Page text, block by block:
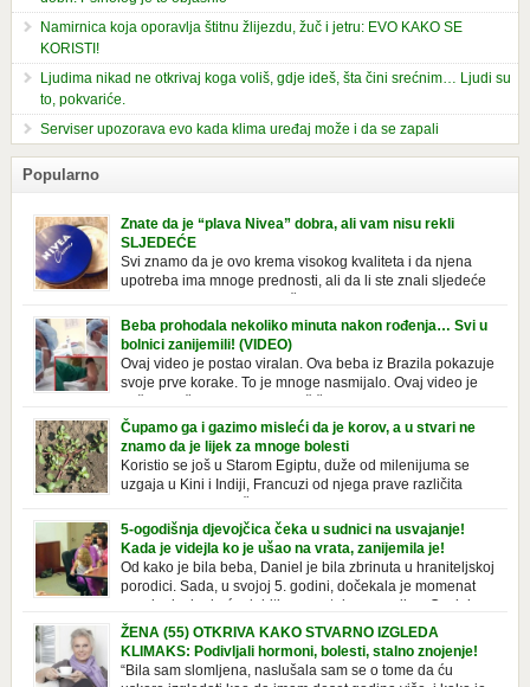
Namirnica koja oporavlja štitnu žlijezdu, žuč i jetru: EVO KAKO SE
KORISTI!
Ljudima nikad ne otkrivaj koga voliš, gdje ideš, šta čini srećnim… Ljudi su
to, pokvariće.
Serviser upozorava evo kada klima uređaj može i da se zapali
Popularno
Znate da je “plava Nivea” dobra, ali vam nisu rekli
SLJEDEĆE
Svi znamo da je ovo krema visokog kvaliteta i da njena
upotreba ima mnoge prednosti, ali da li ste znali sljedeće
o njoj. Nivea krema u klasičnoj, plavoj kutiji,
prepoznatljivog mirisa i jednostavne formule, jeste nezamenljiv inventar
u kupatilima i muškaraca i žena. Mnogi ljudi se ne odvajaju od nje, pa je
čak nose sa […]
Beba prohodala nekoliko minuta nakon rođenja… Svi u
bolnici zanijemili! (VIDEO)
Ovaj video je postao viralan. Ova beba iz Brazila pokazuje
svoje prve korake. To je mnoge nasmijalo. Ovaj video je
novorođenih beba. Video je snimila babica, pregledalo ga je preko 80
miliona ljudi. Ove babice su ostale u čudu nakon što su vidjeli kako
beba želi […]
Čupamo ga i gazimo misleći da je korov, a u stvari ne
znamo da je lijek za mnoge bolesti
Koristio se još u Starom Egiptu, duže od milenijuma se
uzgaja u Kini i Indiji, Francuzi od njega prave različita
čupamo ga i bacamo kao korov! Tušt je jednogodišnji, ali vrlo uporan
“korov” koji, ka­da nam se jednom nastani u bašti ili dvorištu, teško ga se
5-ogodišnja djevojčica čeka u sudnici na usvajanje!
Kada je videjla ko je ušao na vrata, zanijemila je!
Od kako je bila beba, Daniel je bila zbrinuta u hraniteljskoj
porodici. Sada, u svojoj 5. godini, dočekala je momenat
usvajanja, kada će dobiti novu, stalnu porodicu. Ovaj dan
je bio veoma poseban za djevojčicu i njenu novu porodicu, ali je uskoro
postao još čarobniji, zahvaljujući socijalnom radniku koji poznaje
Daniel. Njenoj novoj porodici je […]
ŽENA (55) OTKRIVA KAKO STVARNO IZGLEDA
KLIMAKS: Podivljali hormoni, bolesti, stalno znojenje!
“Bila sam slomljena, naslušala sam se o tome da ću